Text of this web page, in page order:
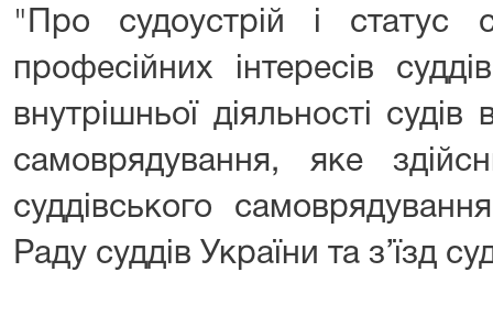
"Про судоустрій і статус
професійних інтересів
внутрішньої діяльності судів
самоврядування, яке
суддівського
Раду суддів України та з’їзд